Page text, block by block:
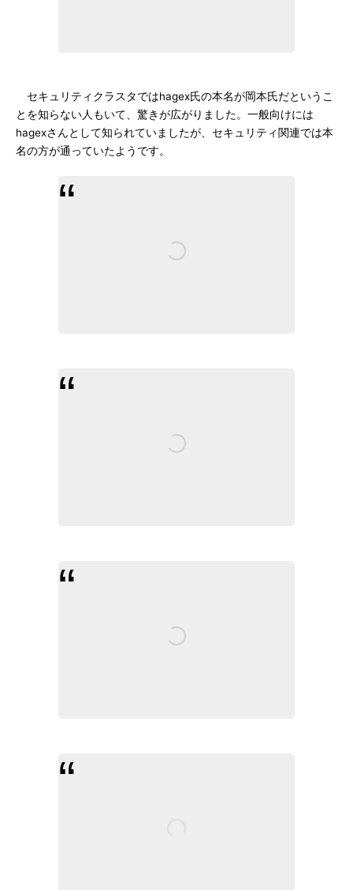
セキュリティクラスタではhagex氏の本名が岡本氏だというこ
とを知らない人もいて、驚きが広がりました。一般向けには
hagexさんとして知られていましたが、セキュリティ関連では本
名の方が通っていたようです。